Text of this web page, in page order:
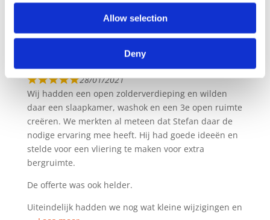
Allow selection
Deny
kantoor. Strak en professioneel vakwerk geleverd! Tot
de volgende klus!
28/01/2021
Wij hadden een open zolderverdieping en wilden
daar een slaapkamer, washok en een 3e open ruimte
creëren. We merkten al meteen dat Stefan daar de
nodige ervaring mee heeft. Hij had goede ideeën en
stelde voor een vliering te maken voor extra
bergruimte.
De offerte was ook helder.
Uiteindelijk hadden we nog wat kleine wijzigingen en